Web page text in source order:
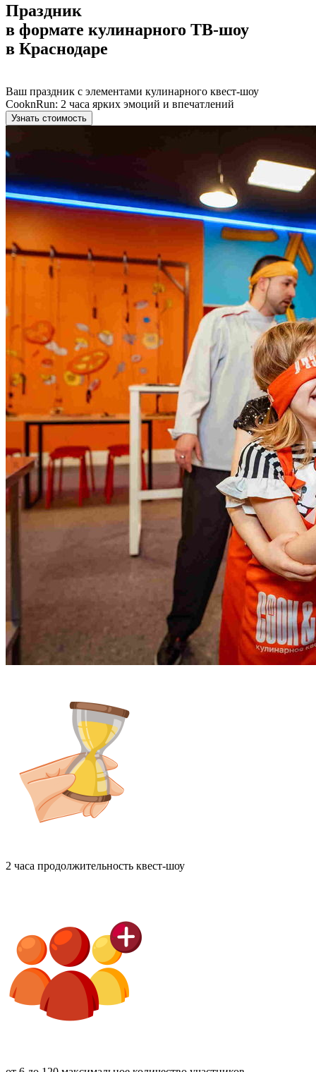
Праздник
в формате кулинарного ТВ‑шоу
в Краснодаре
Ваш праздник с элементами кулинарного квест-шоу
CooknRun: 2 часа ярких эмоций и впечатлений
Узнать стоимость
2 часа продолжительность квест-шоу